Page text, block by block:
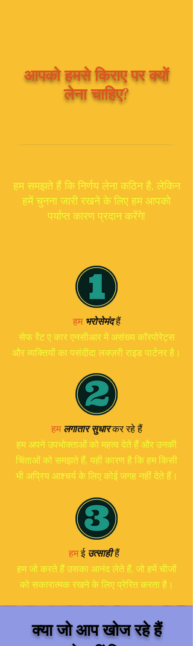
आपको हमसे किराए पर क्यों
लेना चाहिए?
हम समझते हैं कि निर्णय लेना कठिन है, लेकिन
हमें चुनना जारी रखने के लिए हम आपको
पर्याप्त कारण प्रदान करेंगे!
हम भरोसेमंदहैं
सेफ रेंट ए कार एनसीआर में असंख्य कॉरपोरेट्स
और व्यक्तियों का पसंदीदा लक्ज़री राइड पार्टनर है।
हम लगातार सुधारकर रहे हैं
हम अपने उपभोक्ताओं को महत्व देते हैं और उनकी
चिंताओं को समझते हैं, यही कारण है कि हम किसी
भी अप्रिय आश्चर्य के लिए कोई जगह नहीं देते हैं।
हमई उत्साहीहैं
हम जो करते हैं उसका आनंद लेते हैं, जो हमें चीजों
को सकारात्मक रखने के लिए प्रेरित करता है।
क्या जो आप खोज रहे हैं